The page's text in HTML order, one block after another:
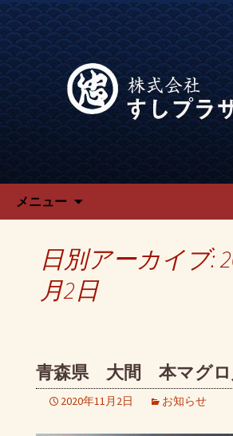
宴会、飲み会なら
らうま」のブログ
宴会、飲み会なら回転
ま」の公式ブログです。
メニュー
日別アーカイブ:
月2日
青森県 大間 本マグロ
2020年11月2日 お知らせ